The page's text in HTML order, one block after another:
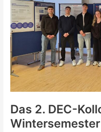
Wintersemester
2025/2026
Das 2. DEC-